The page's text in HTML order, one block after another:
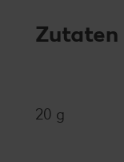
Zutaten
20 g